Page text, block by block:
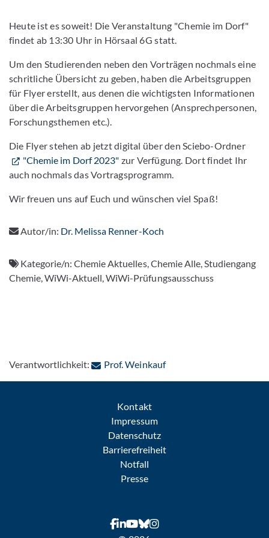
Heute ist es soweit! Die Veranstaltung "Chemie im Dorf"
findet ab 13:30 Uhr in Hörsaal 6G statt.
Um den Studierenden neben den Vorträgen nochmals eine
schritliche Übersicht zu geben, haben die Arbeitsgruppen
für Flyer erstellt, aus denen die wichtigsten Informationen
über die Arbeitsgruppen hervorgehen (Ansprechpersonen,
Forschungsthemen etc.).
Die Flyer stehen ab jetzt digital über den Sciebo-Ordner
"Chemie im Dorf 2023" zur Verfügung. Dort findet Ihr
auch nochmals das Vortragsprogramm.
Wir freuen uns auf Euch und wünschen viel Spaß!
Autor/in: Dr. Melissa Renner-Koch
Kategorie/n:Chemie Aktuelles, Chemie Alle, Studiengang
Chemie, WiWi-Aktuell, WiWi-Prüfungsausschuss
Verantwortlichkeit: Prof. Weinkauf: Per E-Mail kontaktieren
Kontakt
Impressum
Datenschutz
Barrierefreiheit
Notfall
Presse